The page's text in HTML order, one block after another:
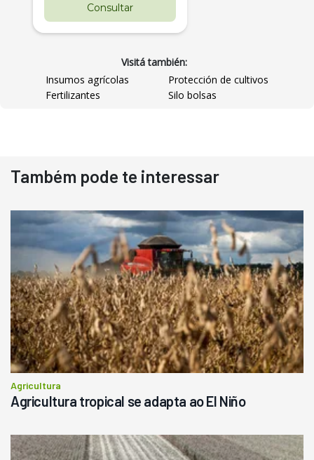
Consultar
Pá Carregadeira Cat 966
Ano 1987
R$ 145.000
Consultar
Visitá también:
Insumos agrícolas
Protección de cultivos
Fertilizantes
Silo bolsas
Também pode te interessar
Agricultura
Agricultura tropical se adapta ao El Niño